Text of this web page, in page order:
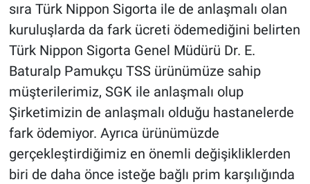
sıra Türk Nippon Sigorta ile de anlaşmalı olan
kuruluşlarda da fark ücreti ödemediğini belirten
Türk Nippon Sigorta Genel Müdürü Dr. E.
Baturalp Pamukçu TSS ürünümüze sahip
müşterilerimiz, SGK ile anlaşmalı olup
Şirketimizin de anlaşmalı olduğu hastanelerde
fark ödemiyor. Ayrıca ürünümüzde
gerçekleştirdiğimiz en önemli değişikliklerden
biri de daha önce isteğe bağlı prim karşılığında